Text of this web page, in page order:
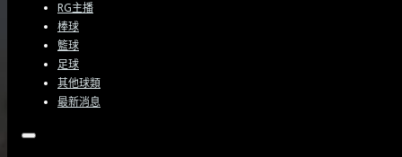
RG主播
棒球
籃球
足球
其他球類
最新消息